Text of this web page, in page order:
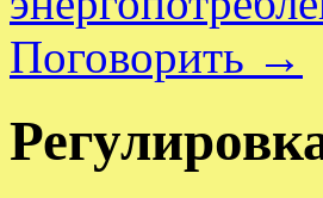
Поговорить →